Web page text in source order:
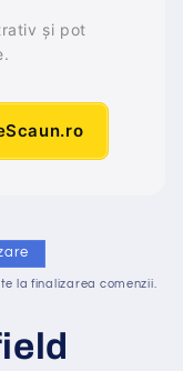
și pot
la finalizarea comenzii.